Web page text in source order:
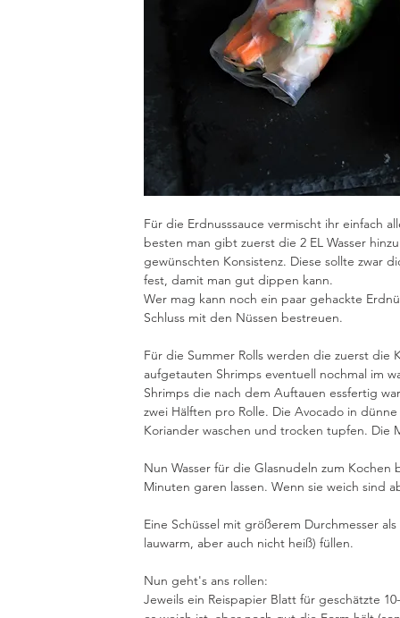
Für die Erdnusssauce vermischt ihr einfach
besten man gibt zuerst die 2 EL Wasser
gewünschten Konsistenz. Diese sollte zwar
fest, damit man gut dippen kann.
Wer mag kann noch ein paar gehackte
Schluss mit den Nüssen bestreuen.
Für die Summer Rolls werden die zuerst
aufgetauten Shrimps eventuell nochmal im
Shrimps die nach dem Auftauen essfertig
zwei Hälften pro Rolle. Die Avocado in
Koriander waschen und trocken tupfen. Die
Nun Wasser für die Glasnudeln zum
Minuten garen lassen. Wenn sie weich sind
Eine Schüssel mit größerem Durchmesser
lauwarm, aber auch nicht heiß) füllen.
Nun geht's ans rollen:
Jeweils ein Reispapier Blatt für geschätzte